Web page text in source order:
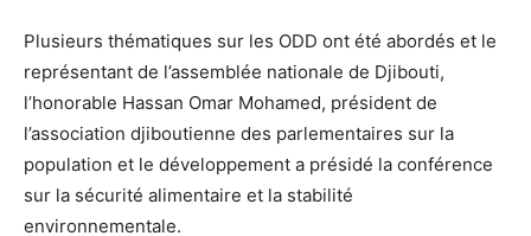
Plusieurs thématiques sur les ODD ont été abordés et le
représentant de l’assemblée nationale de Djibouti,
l’honorable Hassan Omar Mohamed, président de
l’association djiboutienne des parlementaires sur la
population et le développement a présidé la conférence
sur la sécurité alimentaire et la stabilité
environnementale.